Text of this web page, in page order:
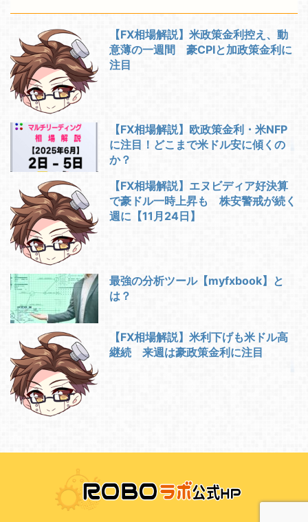
【FX相場解説】米政策金利控え、動
意薄の一週間 豪CPIと加政策金利に
注目
【FX相場解説】欧政策金利・米NFP
に注目！どこまで米ドル安に傾くの
か？
【FX相場解説】エヌビディア好決算
で豪ドル一時上昇も 株安警戒が続く
週に【11月24日】
最強の分析ツール【myfxbook】と
は？
【FX相場解説】米利下げも米ドル高
継続 来週は豪政策金利に注目